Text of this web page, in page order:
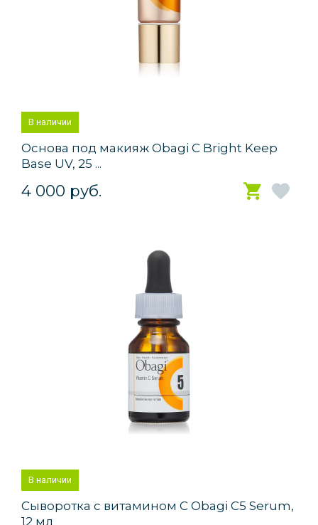
В наличии
Основа под макияж Obagi C Bright Keep
Base UV, 25 ...
4 000 руб.
В наличии
Сыворотка с витамином С Obagi C5 Serum,
12 мл